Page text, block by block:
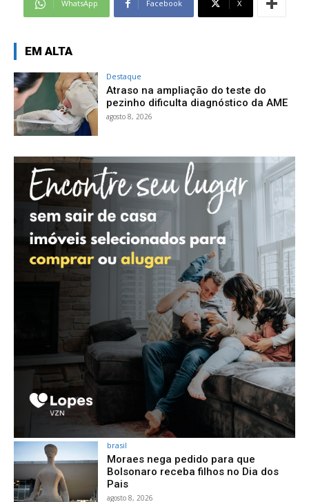
WhatsApp Facebook X
EM ALTA
Destaque
Atraso na ampliação do teste do
pezinho dificulta diagnóstico da AME
agosto 8, 2026
brasil
Moraes nega pedido para que
Bolsonaro receba filhos no Dia dos
Pais
agosto 8, 2026